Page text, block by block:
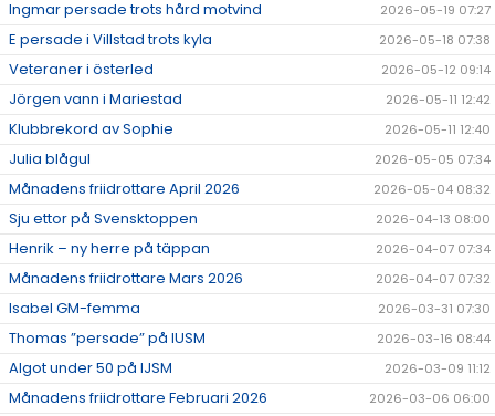
Ingmar persade trots hård motvind 2026-05-19 07:27
E persade i Villstad trots kyla 2026-05-18 07:38
Veteraner i österled 2026-05-12 09:14
Jörgen vann i Mariestad 2026-05-11 12:42
Klubbrekord av Sophie 2026-05-11 12:40
Julia blågul 2026-05-05 07:34
Månadens friidrottare April 2026 2026-05-04 08:32
Sju ettor på Svensktoppen 2026-04-13 08:00
Henrik – ny herre på täppan 2026-04-07 07:34
Månadens friidrottare Mars 2026 2026-04-07 07:32
Isabel GM-femma 2026-03-31 07:30
Thomas ”persade” på IUSM 2026-03-16 08:44
Algot under 50 på IJSM 2026-03-09 11:12
Månadens friidrottare Februari 2026 2026-03-06 06:00